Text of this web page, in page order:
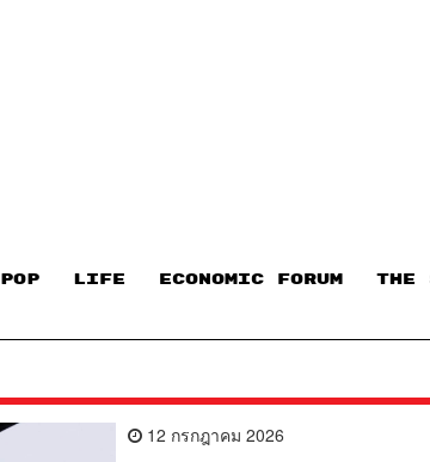
POP LIFE ECONOMIC FORUM THE
12 กรกฎาคม 2026